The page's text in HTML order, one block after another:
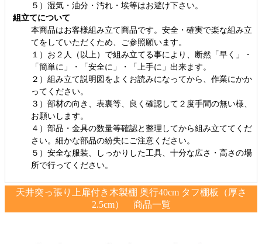
５）湿気・油分・汚れ・埃等はお避け下さい。
組立てについて
本商品はお客様組み立て商品です。安全・確実で楽な組み立
てをしていただくため、ご参照願います。
１）お２人（以上）で組み立てる事により、断然「早く」・
「簡単に」・「安全に」・「上手に」出来ます。
２）組み立て説明図をよくお読みになってから、作業にかか
ってください。
３）部材の向き、表裏等、良く確認して２度手間の無い様、
お願いします。
４）部品・金具の数量等確認と整理してから組み立ててくだ
さい。細かな部品の紛失にご注意ください。
５）安全な服装、しっかりした工具、十分な広さ・高さの場
所で行ってください。
天井突っ張り上扉付き木製棚 奥行40cm タフ棚板（厚さ
2.5cm） 商品一覧